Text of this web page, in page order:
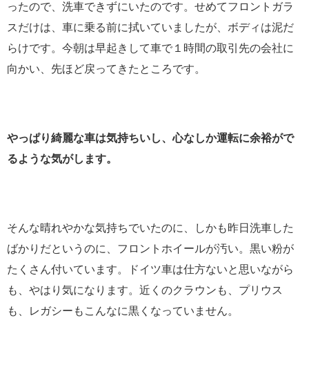
ったので、洗車できずにいたのです。せめてフロントガラ
スだけは、車に乗る前に拭いていましたが、ボディは泥だ
らけです。今朝は早起きして車で１時間の取引先の会社に
向かい、先ほど戻ってきたところです。
やっぱり綺麗な車は気持ちいし、心なしか運転に余裕がで
るような気がします。
そんな晴れやかな気持ちでいたのに、しかも昨日洗車した
ばかりだというのに、フロントホイールが汚い。黒い粉が
たくさん付いています。ドイツ車は仕方ないと思いながら
も、やはり気になります。近くのクラウンも、プリウス
も、レガシーもこんなに黒くなっていません。